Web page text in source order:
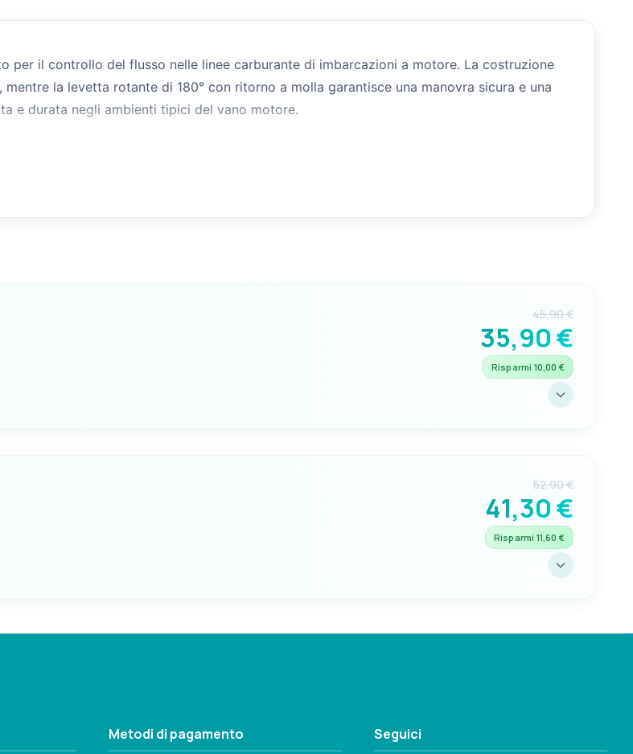
il controllo del flusso nelle linee carburante di imbarcazioni a motore. La costruzione
la levetta rotante di 180° con ritorno a molla garantisce una manovra sicura e una
e durata negli ambienti tipici del vano motore.
azionato direttamente a mano oppure a distanza tramite cavo di comando, rendendo
45,90 €
35,90 €
Risparmi 10,00 €
52,90 €
41,30 €
Risparmi 11,60 €
Metodi di pagamento Seguici